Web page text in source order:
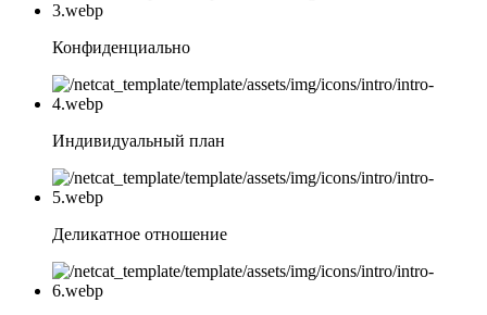
Конфиденциально
Индивидуальный план
Деликатное отношение